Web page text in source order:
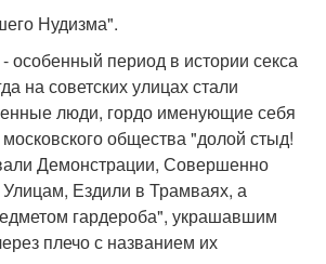
Нудизма".
особенный период в истории секса
на советских улицах стали
люди, гордо именующие себя
общества "долой стыд!
Демонстрации, Совершенно
Ездили в Трамваях, а
гардероба", украшавшим
плечо с названием их